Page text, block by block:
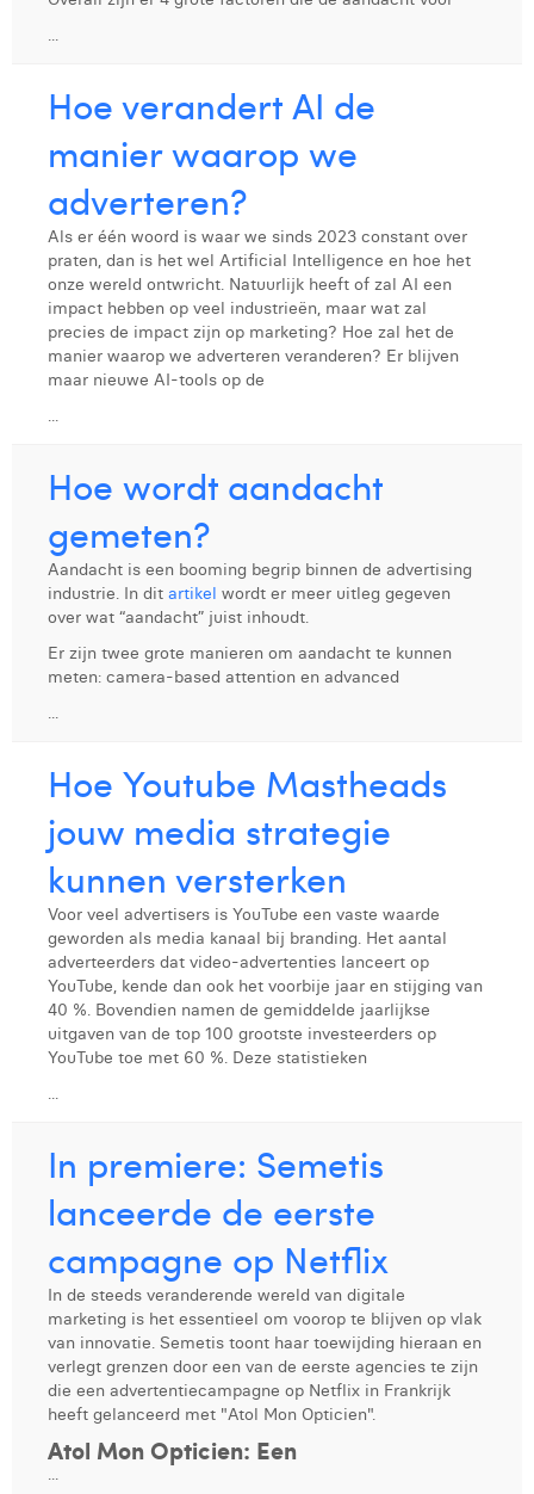
...
Hoe verandert AI de
manier waarop we
adverteren?
Als er één woord is waar we sinds 2023 constant over
praten, dan is het wel Artificial Intelligence en hoe het
onze wereld ontwricht. Natuurlijk heeft of zal AI een
impact hebben op veel industrieën, maar wat zal
precies de impact zijn op marketing? Hoe zal het de
manier waarop we adverteren veranderen? Er blijven
maar nieuwe AI-tools op de
...
Hoe wordt aandacht
gemeten?
Aandacht is een booming begrip binnen de advertising
industrie. In dit artikel wordt er meer uitleg gegeven
over wat “aandacht” juist inhoudt.
Er zijn twee grote manieren om aandacht te kunnen
meten: camera-based attention en advanced
...
Hoe Youtube Mastheads
jouw media strategie
kunnen versterken
Voor veel advertisers is YouTube een vaste waarde
geworden als media kanaal bij branding. Het aantal
adverteerders dat video-advertenties lanceert op
YouTube, kende dan ook het voorbije jaar en stijging van
40 %. Bovendien namen de gemiddelde jaarlijkse
uitgaven van de top 100 grootste investeerders op
YouTube toe met 60 %. Deze statistieken
...
In premiere: Semetis
lanceerde de eerste
campagne op Netflix
In de steeds veranderende wereld van digitale
marketing is het essentieel om voorop te blijven op vlak
van innovatie. Semetis toont haar toewijding hieraan en
verlegt grenzen door een van de eerste agencies te zijn
die een advertentiecampagne op Netflix in Frankrijk
heeft gelanceerd met "Atol Mon Opticien".
Atol Mon Opticien: Een
...